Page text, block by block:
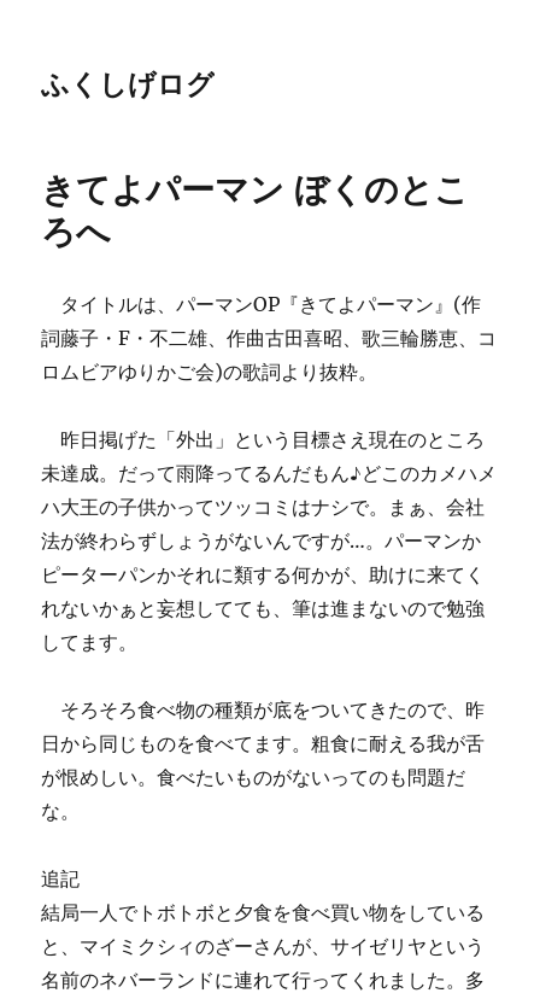
ふくしげログ
きてよパーマン ぼくのとこ
ろへ
タイトルは、パーマンOP『きてよパーマン』(作
詞藤子・F・不二雄、作曲古田喜昭、歌三輪勝恵、コ
ロムビアゆりかご会)の歌詞より抜粋。
昨日掲げた「外出」という目標さえ現在のところ
未達成。だって雨降ってるんだもん♪どこのカメハメ
ハ大王の子供かってツッコミはナシで。まぁ、会社
法が終わらずしょうがないんですが…。パーマンか
ピーターパンかそれに類する何かが、助けに来てく
れないかぁと妄想してても、筆は進まないので勉強
してます。
そろそろ食べ物の種類が底をついてきたので、昨
日から同じものを食べてます。粗食に耐える我が舌
が恨めしい。食べたいものがないってのも問題だ
な。
追記
結局一人でトボトボと夕食を食べ買い物をしている
と、マイミクシィのざーさんが、サイゼリヤという
名前のネバーランドに連れて行ってくれました。多